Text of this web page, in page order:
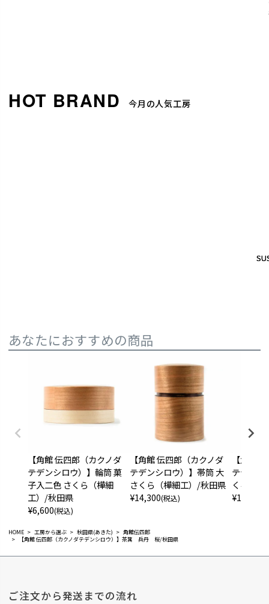
HOME 工房から選ぶ 秋田県(あきた)
角館伝四郎
【角館 伝四郎（カクノダテデンシロウ）】茶箕 兵丹 桜/秋田県
今月の人気工房
あなたにおすすめの商品
【角館 伝四郎（カクノダ
テデンシロウ）】輪筒 菓
子入二色 さくら（樺細
工）/秋田県
¥6,600(税込)
【角館 伝四郎（カクノダ
テデンシロウ）】帯筒 大
さくら（樺細工）/秋田県
¥14,300(税込)
【角館
テデンシ
くるみ
¥14,300
ご注文から発送までの流れ